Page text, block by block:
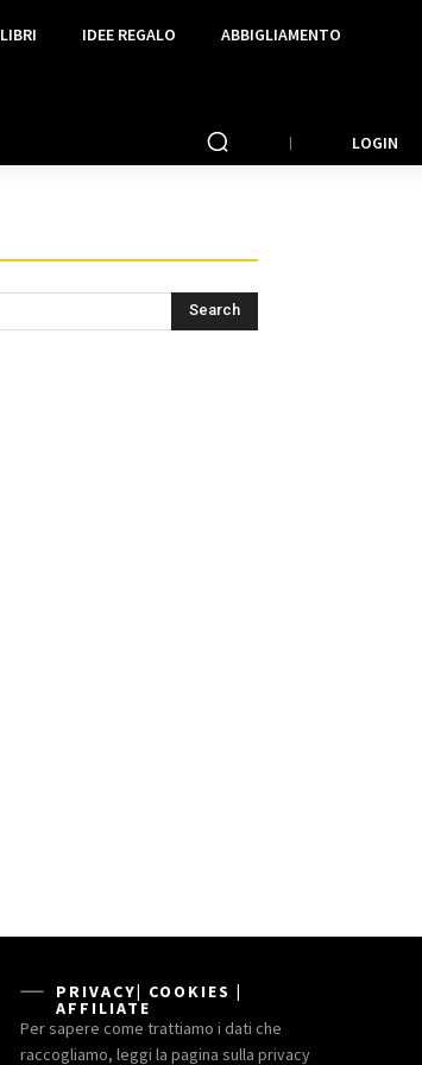
LIBRI IDEE REGALO ABBIGLIAMENTO
LOGIN
PRIVACY| COOKIES |
AFFILIATE
Per sapere come trattiamo i dati che
raccogliamo, leggi la pagina sulla privacy